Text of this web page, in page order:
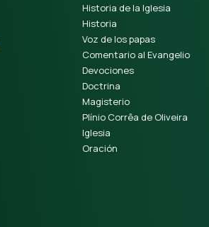
Historia de la Iglesia
Historia
Voz de los papas
Comentario al Evangelio
Devociones
Doctrina
Magisterio
Plínio Corrêa de Oliveira
Iglesia
Oración